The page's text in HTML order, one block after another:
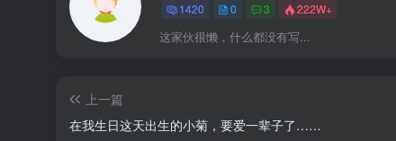
1420 0 3 222W+
这家伙很懒，什么都没有写...
上一篇
在我生日这天出生的小菊，要爱一辈子了……